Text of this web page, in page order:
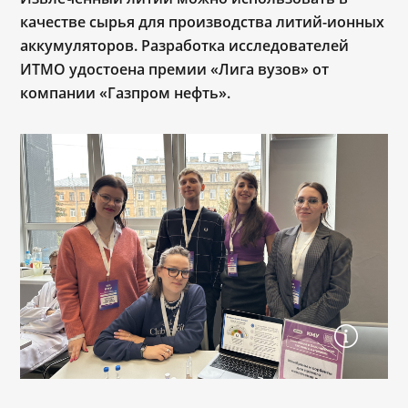
качестве сырья для производства литий-ионных
аккумуляторов. Разработка исследователей
ИТМО удостоена премии «Лига вузов» от
компании «Газпром нефть».